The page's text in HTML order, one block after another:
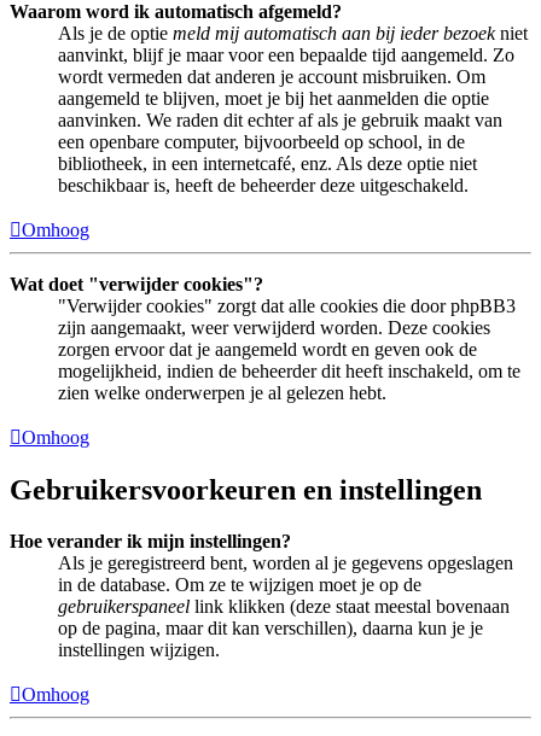
Waarom word ik automatisch afgemeld?
Als je de optie meld mij automatisch aan bij ieder bezoekniet
aanvinkt, blijf je maar voor een bepaalde tijd aangemeld. Zo
wordt vermeden dat anderen je account misbruiken. Om
aangemeld te blijven, moet je bij het aanmelden die optie
aanvinken. We raden dit echter af als je gebruik maakt van
een openbare computer, bijvoorbeeld op school, in de
bibliotheek, in een internetcafé, enz. Als deze optie niet
beschikbaar is, heeft de beheerder deze uitgeschakeld.
Omhoog
Wat doet "verwijder cookies"?
"Verwijder cookies" zorgt dat alle cookies die door phpBB3
zijn aangemaakt, weer verwijderd worden. Deze cookies
zorgen ervoor dat je aangemeld wordt en geven ook de
mogelijkheid, indien de beheerder dit heeft inschakeld, om te
zien welke onderwerpen je al gelezen hebt.
Omhoog
Gebruikersvoorkeuren en instellingen
Hoe verander ik mijn instellingen?
Als je geregistreerd bent, worden al je gegevens opgeslagen
in de database. Om ze te wijzigen moet je op de
gebruikerspaneel link klikken (deze staat meestal bovenaan
op de pagina, maar dit kan verschillen), daarna kun je je
instellingen wijzigen.
Omhoog